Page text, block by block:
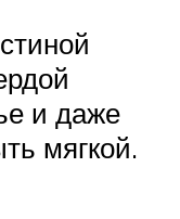
и даже
мягкой.